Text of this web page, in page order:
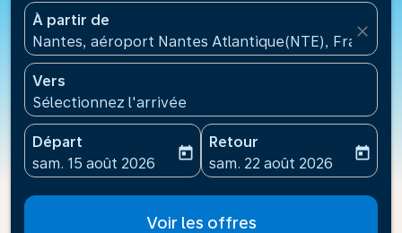
À partir de
Nantes, aéroport Nantes Atlantique(NTE), France
close
Vers
Sélectionnez l'arrivée
Départ
fc-booking-departure-date-aria-label
sam. 15 août 2026
today
Retour
fc-booking-return-date-
sam. 22 août 2026
today
Voir les offres